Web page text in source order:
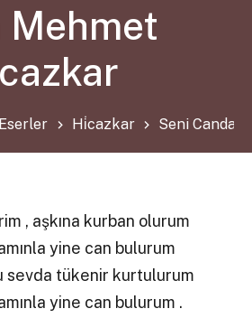
Mehmet
Hi̇cazkar Seni Candan
, aşkına kurban olurum
yine can bulurum
sevda tükenir kurtulurum
yine can bulurum .